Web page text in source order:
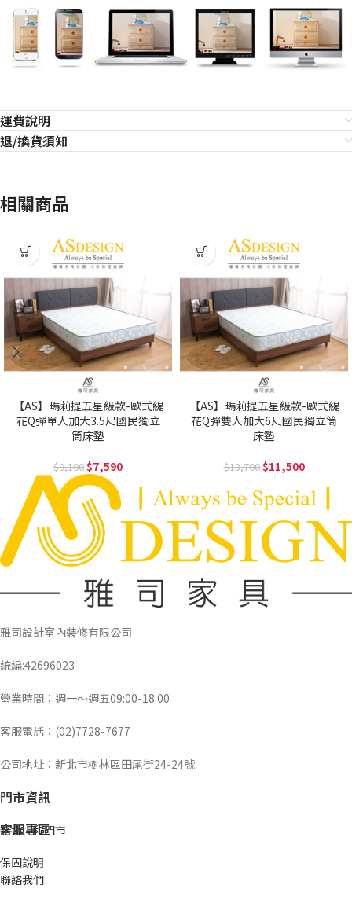
運費說明
退/換貨須知
相關商品
【AS】瑪莉提五星級款-歐式緹
花Q彈單人加大3.5尺國民獨立
筒床墊
9,100 7,590
【AS】瑪莉提五星級款-歐式緹
花Q彈雙人加大6尺國民獨立筒
床墊
13,700 11,500
雅司設計室內裝修有限公司
統編:42696023
營業時間：週一～週五09:00-18:00
客服電話：(02)7728-7677
公司地址：新北市樹林區田尾街24-24號
門市資訊
新北中和門市
客服專區
保固說明
聯絡我們